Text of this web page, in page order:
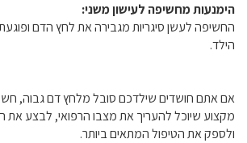
הימנעות מחשיפה לעישון משני:
החשיפה לעשן סיגריות מגבירה את לחץ הדם
הילד.
אם אתם חושדים שילדכם סובל מלחץ דם גבוה,
מקצוע שיוכל להעריך את מצבו הרפואי, לבצע את
ולספק את הטיפול המתאים ביותר.